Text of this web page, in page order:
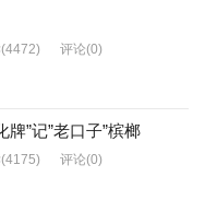
(4472) 评论(0)
牌”记”老口子”槟榔
(4175) 评论(0)